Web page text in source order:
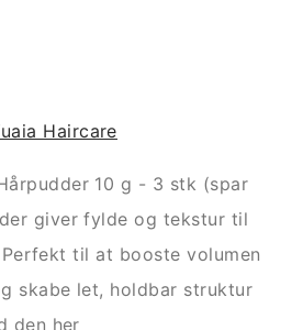
Haircare
10 g - 3 stk (spar
giver fylde og tekstur til
til at booste volumen
skabe let, holdbar struktur
den her